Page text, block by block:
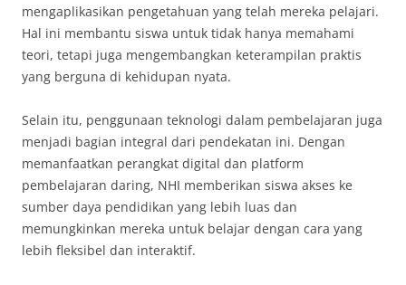
mengaplikasikan pengetahuan yang telah mereka pelajari.
Hal ini membantu siswa untuk tidak hanya memahami
teori, tetapi juga mengembangkan keterampilan praktis
yang berguna di kehidupan nyata.
Selain itu, penggunaan teknologi dalam pembelajaran juga
menjadi bagian integral dari pendekatan ini. Dengan
memanfaatkan perangkat digital dan platform
pembelajaran daring, NHI memberikan siswa akses ke
sumber daya pendidikan yang lebih luas dan
memungkinkan mereka untuk belajar dengan cara yang
lebih fleksibel dan interaktif.